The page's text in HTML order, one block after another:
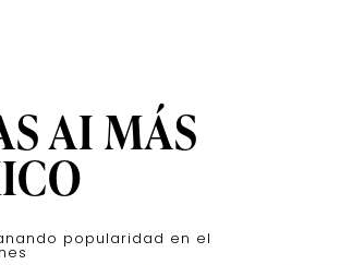
AI MÁS
popularidad en el